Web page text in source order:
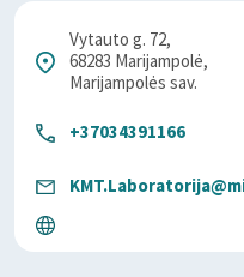
Vytauto g. 72,
68283 Marijampolė,
Marijampolės sav.
+37034391166